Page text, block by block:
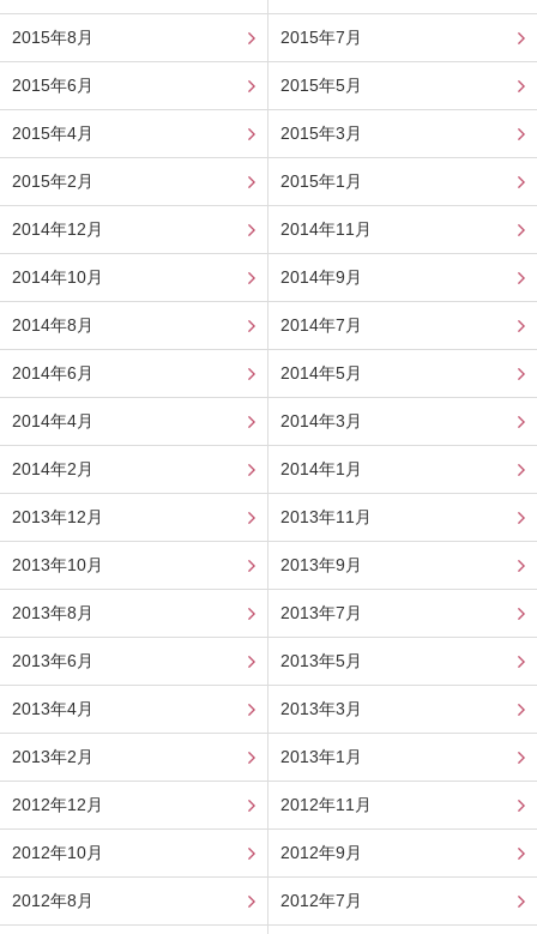
2015年8月 2015年7月
2015年6月 2015年5月
2015年4月 2015年3月
2015年2月 2015年1月
2014年12月 2014年11月
2014年10月 2014年9月
2014年8月 2014年7月
2014年6月 2014年5月
2014年4月 2014年3月
2014年2月 2014年1月
2013年12月 2013年11月
2013年10月 2013年9月
2013年8月 2013年7月
2013年6月 2013年5月
2013年4月 2013年3月
2013年2月 2013年1月
2012年12月 2012年11月
2012年10月 2012年9月
2012年8月 2012年7月